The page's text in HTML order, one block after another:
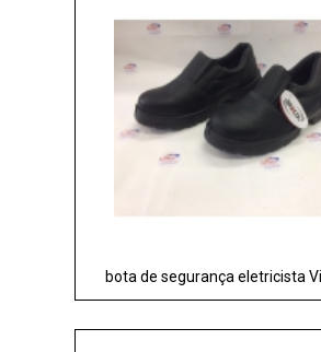
bota de segurança eletricista